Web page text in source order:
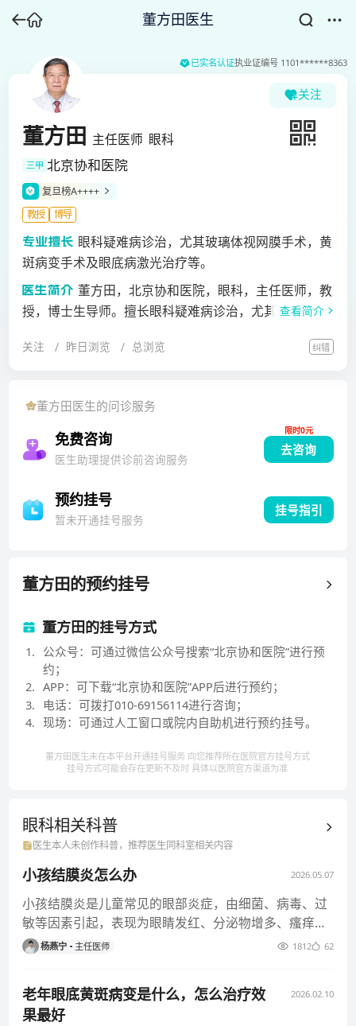
董方田医生
已实名认证执业证编号 1101******8363
关注
董方田 主任医师 眼科
三甲 北京协和医院
复旦榜A++++
教授
博导
眼科疑难病诊治，尤其玻璃体视网膜手术，黄
斑病变手术及眼底病激光治疗等。
董方田，北京协和医院，眼科，主任医师，教
授，博士生导师。擅长眼科疑难病诊治，尤其玻璃体视
始在北京协和医院眼科工作，历任住院医师、主治医
师，教授。年来一直从事眼底病的诊断和治疗工作，尤
其专长于糖尿病视网膜病变、黄斑疾病、遗传性视网膜
变性疾病和视网膜移植的临床和基础研究。1987－198
网膜手术，并在我国较早开展玻璃体视网膜手术治疗眼
底病。1992年于美国哈佛大学Schepen视网膜研究所考
课题研究，包括一项国家科技部重点攻关项目。曾获国
10余项。在国内杂志发表文章近百篇，指导博士和硕士
研究生20余名。主编《协和眼科光学相干断层扫描图
谱》《玻璃体视网膜手术光盘》，参与《眼底病学》等
部著作编写。曾中华医学会北京分会眼科专业委员会副
主任委员、现任中国微循环学会常务理事，中华微循环
学会眼微循环专业委员会主任委员、眼微循环学会糖尿
委交流与合作中心顾问。美国视网膜学会会员，《中华
学杂志》编委，《中华医学百科全书眼科卷》执行主
编。
查看简介
关注 昨日浏览 总浏览 纠错
董方田医生的问诊服务
免费咨询
医生助理提供诊前咨询服务
去咨询
限时0元
预约挂号
暂未开通挂号服务
挂号指引
董方田的预约挂号
董方田的挂号方式
1. 公众号：可通过微信公众号搜索“北京协和医院”进行预
约；
2. APP：可下载“北京协和医院”APP后进行预约；
3. 电话：可拨打010-69156114进行咨询；
4. 现场：可通过人工窗口或院内自助机进行预约挂号。
董方田医生未在本平台开通挂号服务 向您推荐所在医院官方挂号方式
挂号方式可能会存在更新不及时 具体以医院官方渠道为准
眼科相关科普
医生本人未创作科普，推荐医生同科室相关内容
小孩结膜炎怎么办 2026.05.07
小孩结膜炎是儿童常见的眼部炎症，由细菌、病毒、过
敏等因素引起，表现为眼睛发红、分泌物增多、瘙痒等
症状，治疗需结合生活护理
杨燕宁 主任医师 1812 62
老年眼底黄斑病变是什么，怎么治疗效
果最好
2026.02.10